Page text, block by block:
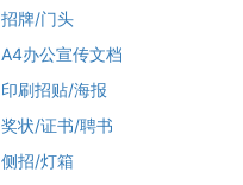
招牌/门头
A4办公宣传文档
印刷招贴/海报
奖状/证书/聘书
侧招/灯箱